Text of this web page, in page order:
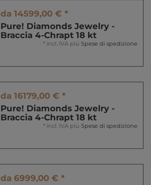
da 14599,00 € *
Pure! Diamonds Jewelry -
Braccia 4-Chrapt 18 kt
* incl. IVA più Spese di spedizione
da 16179,00 € *
Pure! Diamonds Jewelry -
Braccia 4-Chrapt 18 kt
* incl. IVA più Spese di spedizione
da 6999,00 € *